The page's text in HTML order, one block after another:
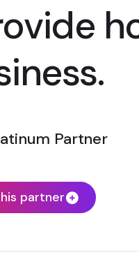
Partner
partner